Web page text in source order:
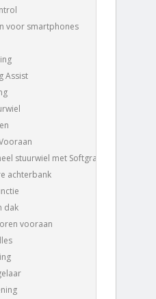
voor smartphones
Assist
stuurwiel met Softgrain leder
achterbank
dak
vooraan